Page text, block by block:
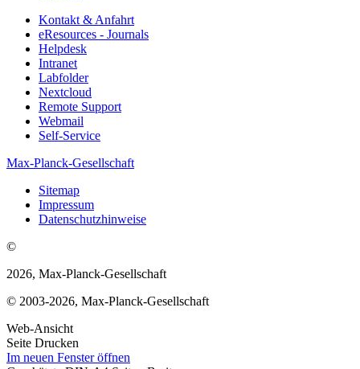
Kontakt & Anfahrt
eResources - Journals
Helpdesk
Intranet
Labfolder
Nextcloud
Remote Support
Webmail
Self-Service
Max-Planck-Gesellschaft
Sitemap
Impressum
Datenschutzhinweise
©
2026, Max-Planck-Gesellschaft
© 2003-2026, Max-Planck-Gesellschaft
Web-Ansicht
Seite Drucken
Im neuen Fenster öffnen